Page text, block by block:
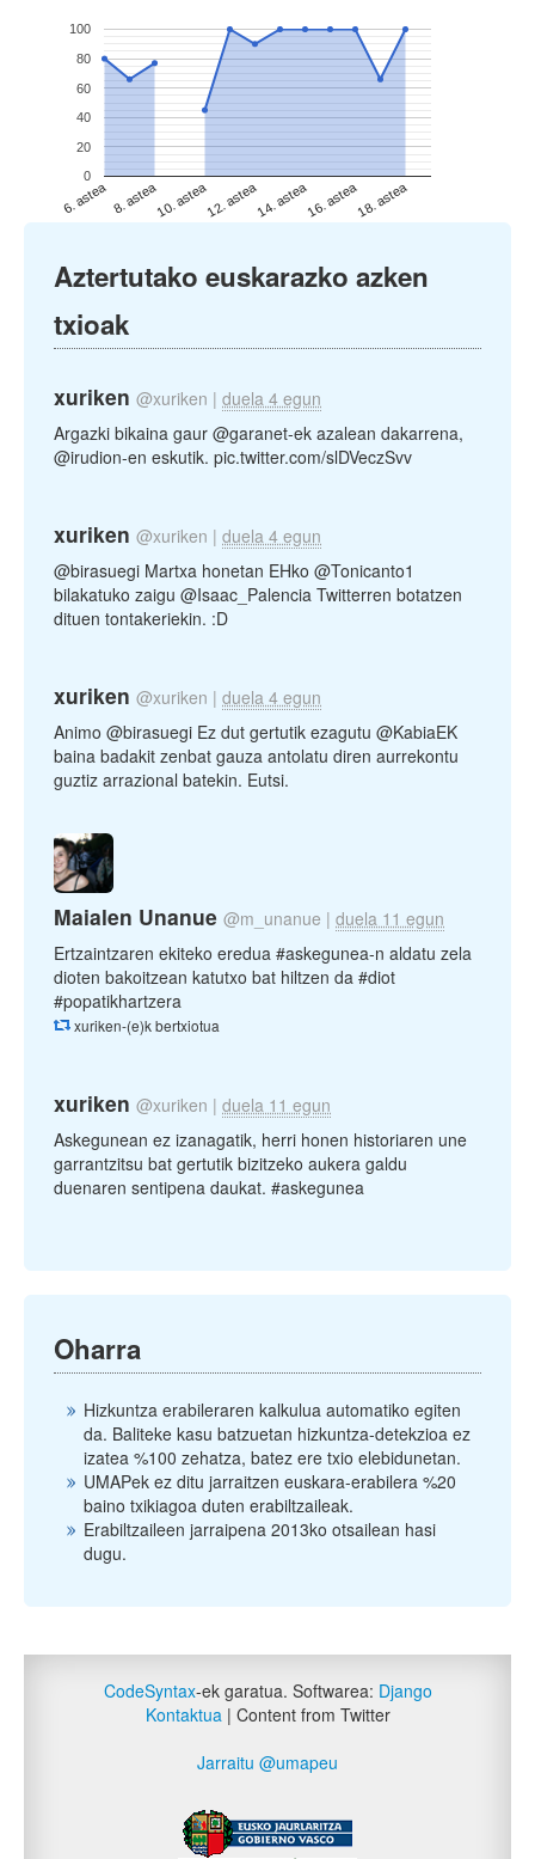
6. astea8. astea10. astea12. astea14. astea16. astea18. astea
0
20
40
60
80
100
Aztertutako euskarazko azken
txioak
xuriken @xuriken | duela 4 egun
Argazki bikaina gaur @garanet-ek azalean dakarrena,
@irudion-en eskutik. pic.twitter.com/slDVeczSvv
xuriken @xuriken | duela 4 egun
@birasuegi Martxa honetan EHko @Tonicanto1
bilakatuko zaigu @Isaac_Palencia Twitterren botatzen
dituen tontakeriekin. :D
xuriken @xuriken | duela 4 egun
Animo @birasuegi Ez dut gertutik ezagutu @KabiaEK
baina badakit zenbat gauza antolatu diren aurrekontu
guztiz arrazional batekin. Eutsi.
Maialen Unanue @m_unanue | duela 11 egun
Ertzaintzaren ekiteko eredua #askegunea-n aldatu zela
dioten bakoitzean katutxo bat hiltzen da #diot
#popatikhartzera
xuriken-(e)k bertxiotua
xuriken @xuriken | duela 11 egun
Askegunean ez izanagatik, herri honen historiaren une
garrantzitsu bat gertutik bizitzeko aukera galdu
duenaren sentipena daukat. #askegunea
Oharra
Hizkuntza erabileraren kalkulua automatiko egiten
da. Baliteke kasu batzuetan hizkuntza-detekzioa ez
izatea %100 zehatza, batez ere txio elebidunetan.
UMAPek ez ditu jarraitzen euskara-erabilera %20
baino txikiagoa duten erabiltzaileak.
Erabiltzaileen jarraipena 2013ko otsailean hasi
dugu.
CodeSyntax-ek garatua. Softwarea: Django
Kontaktua| Content from Twitter
Jarraitu @umapeu